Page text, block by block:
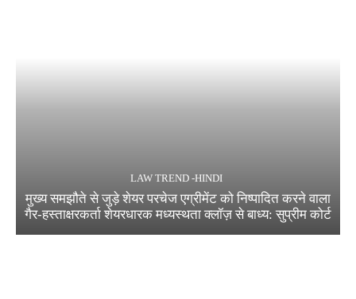
LAW TREND -HINDI
मुख्य समझौते से जुड़े शेयर परचेज एग्रीमेंट को निष्पादित करने वाला
गैर-हस्ताक्षरकर्ता शेयरधारक मध्यस्थता क्लॉज़ से बाध्य: सुप्रीम कोर्ट